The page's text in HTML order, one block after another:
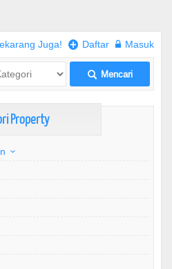
Juga! + Daftar w Masuk
L Mencari
Property